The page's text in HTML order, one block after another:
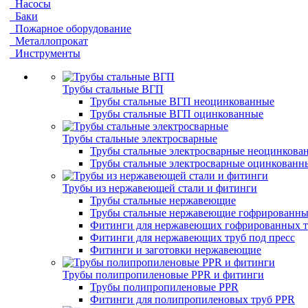
Насосы
Баки
Пожарное оборудование
Металлопрокат
Инструменты
Трубы стальные ВГП
Трубы стальные ВГП неоцинкованные
Трубы стальные ВГП оцинкованные
Трубы стальные электросварные
Трубы стальные электросварные
Трубы стальные электросварные
Трубы из нержавеющей стали и фитинги
Трубы стальные нержавеющие
Трубы стальные нержавеющие
Фитинги для нержавеющих гофрированных
Фитинги для нержавеющих труб под пресс
Фитинги и заготовки нержавеющие
Трубы полипропиленовые PPR и фитинги
Трубы полипропиленовые PPR
Фитинги для полипропиленовых труб PPR